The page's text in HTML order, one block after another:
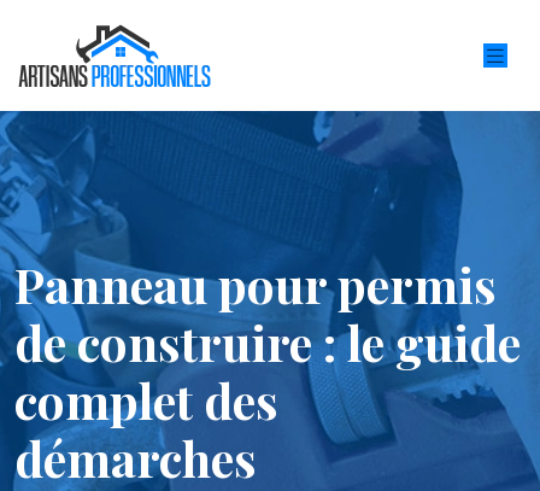
Panneau pour permis
de construire : le guide
complet des
démarches